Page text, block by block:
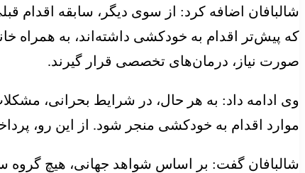
شالبافان اضافه کرد: از سوی دیگر، سابقه اقدام
که پیش‌تر اقدام به خودکشی داشته‌اند، به همراه
صورت نیاز، درمان‌های تخصصی قرار گیرند.
وی ادامه داد: به هر حال، در شرایط بحرانی،
موارد اقدام به خودکشی منجر شود. از این رو،
شالبافان گفت: بر اساس شواهد جهانی، هیچ گروه